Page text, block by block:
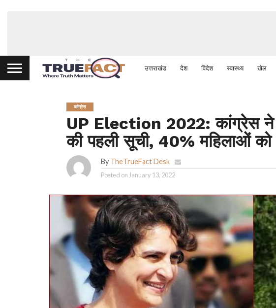
उत्तराखंड देश विदेश स्वास्थ्य खेल
कांग्रेस
UP Election 2022: कांग्रेस ने
की पहली सूची, 40% महिलाओं
By TheTrueFact Desk
Posted on January 13, 2022